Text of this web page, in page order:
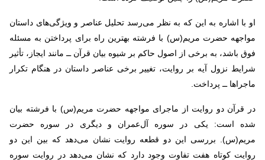
او با اشاره به این که به نظر می‌رسد تحلیل عناصر و ویژگی‌های داستان
مواجهه حضرت مریم(س) با فرشته بهترین راه برای پرداختن به مسئله
فوق باشد، به برخی از اصول حاکم بر شیوه بیان قرآن ــ مانند ایجاز، تأثیر
شرایط نزول آیه بر روایت، تغییر برخی عناصر داستان در هنگام تکرار
ماجراها ــ پرداخت
در قرآن دو روایت از ماجرای مواجهه حضرت مریم(س) با فرشته بیان
شده است: یکی در سوره آل‌عمران و دیگری در سوره حضرت
مریم(س). بررسی این دو قطعه روایت نشان می‌دهد که بین این دو
روایت کوتاه هفت تفاوت وجود دارد که نشان می‌دهد در روایت سوره